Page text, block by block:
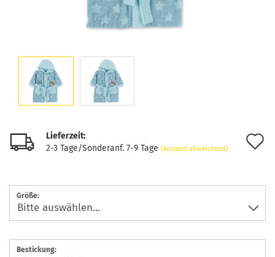
Lieferzeit:
2-3 Tage/Sonderanf. 7-9 Tage (Ausland abweichend)
Größe:
Bestickung: